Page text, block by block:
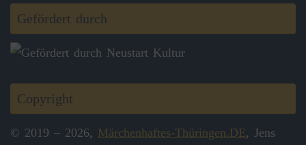
Gefördert durch
Copyright
© 2019 – 2026, Märchenhaftes-Thüringen.DE, Jens